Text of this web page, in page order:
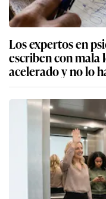
Los expertos en
escriben con
acelerado y no lo